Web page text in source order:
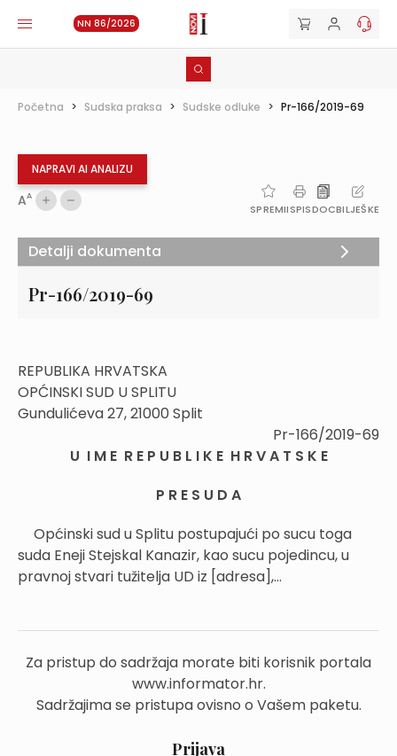
NN 86/2026
Početna > Sudska praksa > Sudske odluke > Pr-166/2019-69
NAPRAVI AI ANALIZU
AA
SPREMIISPISDOCBILJEŠKE
Pr-166/2019-69
REPUBLIKA HRVATSKA
OPĆINSKI SUD U SPLITU
Gundulićeva 27, 21000 Split
Pr-166/2019-69
U I M E R E P U B L I K E H R V A T S K E
P R E S U D A
Općinski sud u Splitu postupajući po sucu toga
suda Eneji Stejskal Kanazir, kao sucu pojedincu, u
pravnoj stvari tužitelja UD iz [adresa],...
Za pristup do sadržaja morate biti korisnik portala
www.informator.hr.
Sadržajima se pristupa ovisno o Vašem paketu.
Prijava
Detalji dokumenta